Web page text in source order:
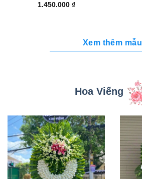
1.450.000 ₫
Xem thêm mẫu
Hoa Viếng